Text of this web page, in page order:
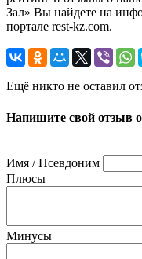
Зал» Вы найдете на
портале rest-kz.com.
Ещё никто не оставил
Напишите свой отзыв
Имя / Псевдоним
Плюсы
Минусы